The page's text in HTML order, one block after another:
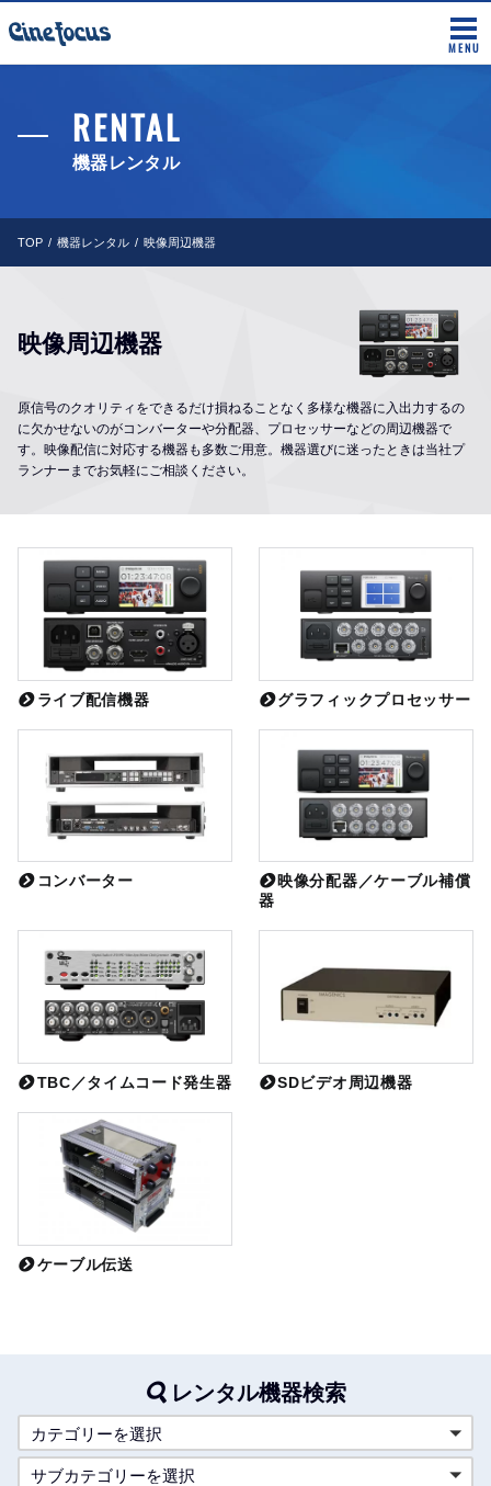
MENU
RENTAL
機器レンタル
TOP 機器レンタル 映像周辺機器
映像周辺機器
原信号のクオリティをできるだけ損ねることなく多様な機器に入出力するの
に欠かせないのがコンバーターや分配器、プロセッサーなどの周辺機器で
す。映像配信に対応する機器も多数ご用意。機器選びに迷ったときは当社プ
ランナーまでお気軽にご相談ください。
ライブ配信機器 グラフィックプロセッサー
コンバーター
映像分配器／ケーブル補償
器
TBC／タイムコード発生器 SDビデオ周辺機器
ケーブル伝送
レンタル機器検索
カテゴリーを選択
サブカテゴリーを選択